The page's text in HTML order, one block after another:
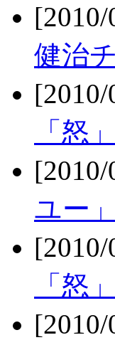
健治
「怒
ユー
「怒